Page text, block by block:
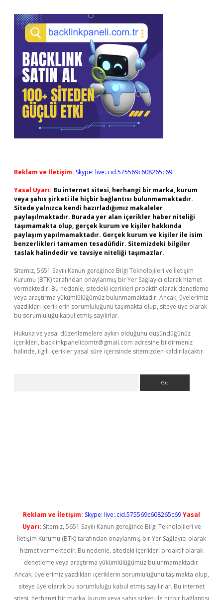
Reklam ve İletişim: Skype: live:.cid.575569c608265c69
Yasal Uyarı: Bu internet sitesi, herhangi bir marka, kurum
veya şahıs şirketi ile hiçbir bağlantısı bulunmamaktadır.
Sitede yalnızca kendi hazırladığımız makaleler
paylaşılmaktadır. Burada yer alan içerikler haber niteliği
taşımamakta olup, gerçek kurum ve kişiler hakkında
paylaşım yapılmamaktadır. Gerçek kurum ve kişiler ile isim
benzerlikleri tamamen tesadüfidir. Sitemizdeki bilgiler
taslak halindedir ve tavsiye niteliği taşımazlar.
Sitemiz, 5651 Sayılı Kanun gereğince Bilgi Teknolojileri ve İletişim
Kurumu (BTK) tarafından onaylanmış bir Yer Sağlayıcı olarak hizmet
vermektedir. Bu nedenle, sitedeki içerikleri proaktif olarak denetleme
veya araştırma yükümlülüğümüz bulunmamaktadır. Ancak, üyelerimiz
yazdıkları içeriklerin sorumluluğunu taşımakta olup, siteye üye olarak
bu sorumluluğu kabul etmiş sayılırlar.
Hukuka ve yasal düzenlemelere aykırı olduğunu düşündüğünüz
içerikleri, backlinkpanelicomtr@gmail.com adresine bildirmeniz
halinde, ilgili içerikler yasal süre içerisinde sitemizden kaldırılacaktır.
Reklam ve İletişim: Skype: live:.cid.575569c608265c69Yasal
Uyarı: Sitemiz, 5651 Sayılı Kanun gereğince Bilgi Teknolojileri ve
İletişim Kurumu (BTK) tarafından onaylanmış bir Yer Sağlayıcı olarak
hizmet vermektedir. Bu nedenle, sitedeki içerikleri proaktif olarak
denetleme veya araştırma yükümlülüğümüz bulunmamaktadır.
Ancak, üyelerimiz yazdıkları içeriklerin sorumluluğunu taşımakta olup,
siteye üye olarak bu sorumluluğu kabul etmiş sayılırlar. Bu internet
sitesi, herhangi bir marka, kurum veya şahıs şirketi ile hiçbir bağlantısı